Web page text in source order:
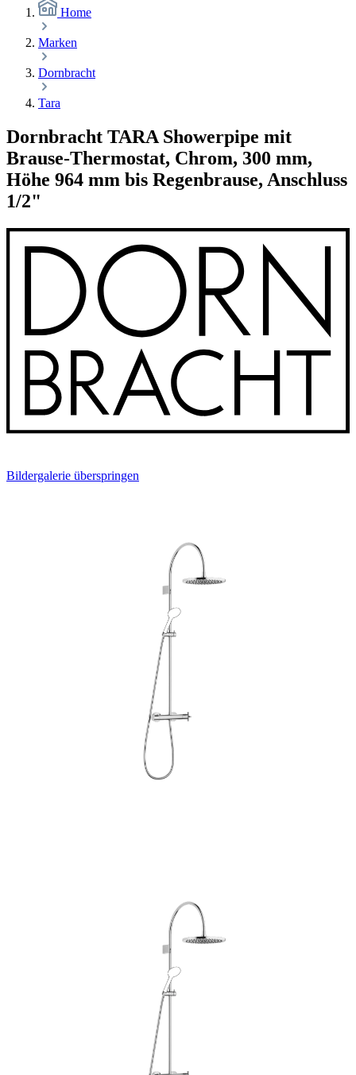
Home
Marken
Dornbracht
Tara
Dornbracht TARA Showerpipe mit
Brause-Thermostat, Chrom, 300 mm,
Höhe 964 mm bis Regenbrause, Anschluss
1/2"
Bildergalerie überspringen